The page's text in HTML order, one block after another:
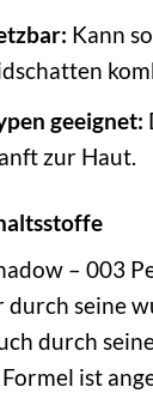
Kann
geeignet:
zur Haut.
– 003
seine
durch
ist